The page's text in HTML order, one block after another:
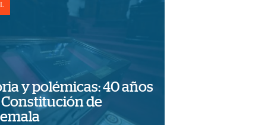
y polémicas: 40 años
Constitución de